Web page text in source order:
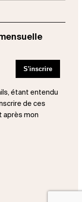
étant entendu
de ces
après mon